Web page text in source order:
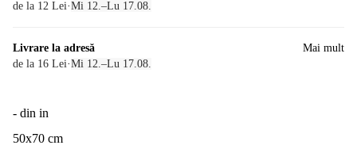
de la 12 Lei·Mi 12.–Lu 17.08.
Livrare la adresă
de la 16 Lei·Mi 12.–Lu 17.08.
Mai mult
- din in
50x70 cm